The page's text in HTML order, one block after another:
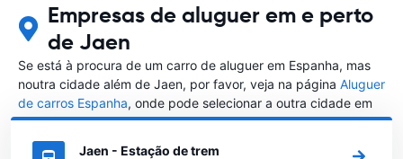
Empresas de aluguer em e perto
de Jaen
Se está à procura de um carro de aluguer em Espanha, mas
noutra cidade além de Jaen, por favor, veja na página Aluguer
de carros Espanha, onde pode selecionar a outra cidade em
Espanha que gostaria de alugar um carro
Jaen - Estação de trem